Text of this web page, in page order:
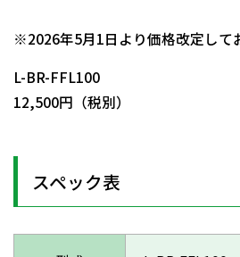
※2026年5月1日より価格改定して
L-BR-FFL100
12,500円（税別）
スペック表